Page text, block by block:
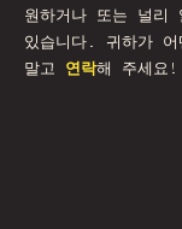
원하거나 또는 널리
있습니다. 귀하가
말고 연락해 주세요!